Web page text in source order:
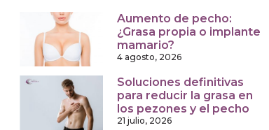
Aumento de pecho:
¿Grasa propia o implante
mamario?
4 agosto, 2026
Soluciones definitivas
para reducir la grasa en
los pezones y el pecho
21 julio, 2026